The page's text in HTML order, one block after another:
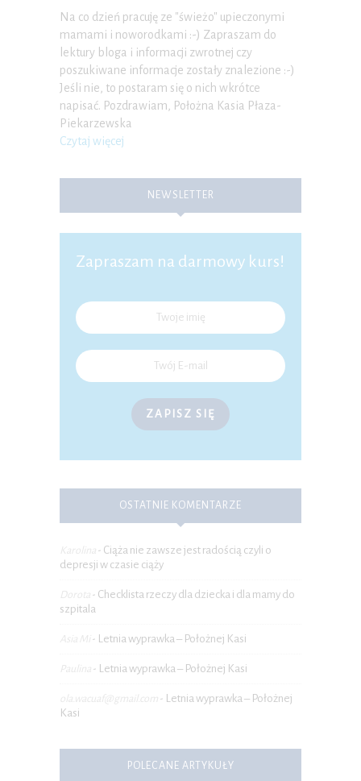
Na co dzień pracuję ze "świeżo" upieczonymi
mamami i noworodkami :-) Zapraszam do
lektury bloga i informacji zwrotnej czy
poszukiwane informacje zostały znalezione :-)
Jeśli nie, to postaram się o nich wkrótce
napisać. Pozdrawiam, Położna Kasia Płaza-
Piekarzewska
Czytaj więcej
NEWSLETTER
Zapraszam na darmowy kurs!
ZAPISZ SIĘ
OSTATNIE KOMENTARZE
Karolina - Ciąża nie zawsze jest radością czyli o
depresji w czasie ciąży
Dorota - Checklista rzeczy dla dziecka i dla mamy do
szpitala
Asia Mi - Letnia wyprawka – Położnej Kasi
Paulina - Letnia wyprawka – Położnej Kasi
ola.wacuaf@gmail.com - Letnia wyprawka – Położnej
Kasi
POLECANE ARTYKUŁY